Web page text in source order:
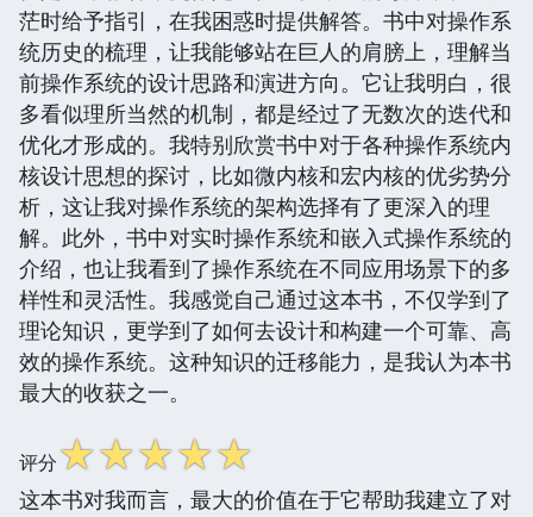
茫时给予指引，在我困惑时提供解答。书中对操作系
统历史的梳理，让我能够站在巨人的肩膀上，理解当
前操作系统的设计思路和演进方向。它让我明白，很
多看似理所当然的机制，都是经过了无数次的迭代和
优化才形成的。我特别欣赏书中对于各种操作系统内
核设计思想的探讨，比如微内核和宏内核的优劣势分
析，这让我对操作系统的架构选择有了更深入的理
解。此外，书中对实时操作系统和嵌入式操作系统的
介绍，也让我看到了操作系统在不同应用场景下的多
样性和灵活性。我感觉自己通过这本书，不仅学到了
理论知识，更学到了如何去设计和构建一个可靠、高
效的操作系统。这种知识的迁移能力，是我认为本书
最大的收获之一。
评分☆☆☆☆☆
这本书对我而言，最大的价值在于它帮助我建立了对